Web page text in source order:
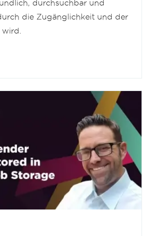
durchsuchbar und
die Zugänglichkeit und der